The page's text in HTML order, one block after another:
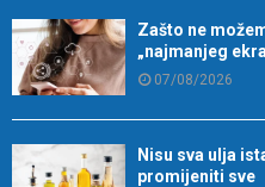
Zašto ne
„najmanjeg
07/08/2026
Nisu sva ulja
promijeniti sve